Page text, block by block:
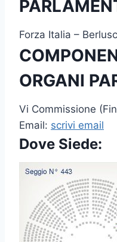
Forza Italia –
ORGANI
Vi Commissione
Email: scrivi email
Dove Siede: